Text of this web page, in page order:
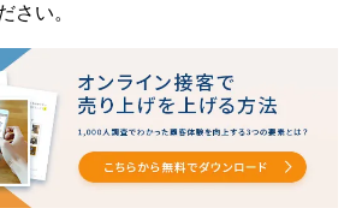
さい。